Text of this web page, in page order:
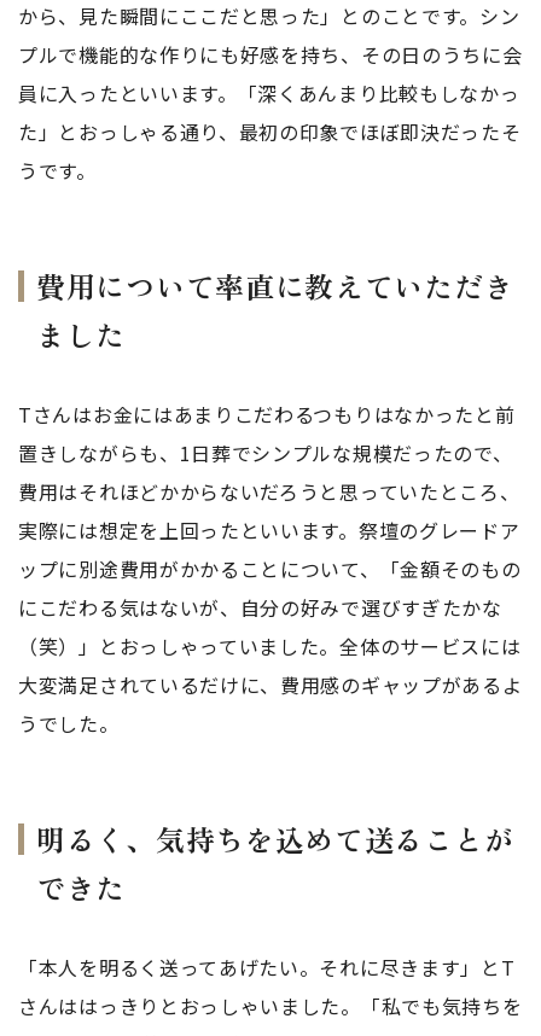
から、見た瞬間にここだと思った」とのことです。シン
プルで機能的な作りにも好感を持ち、その日のうちに会
員に入ったといいます。「深くあんまり比較もしなかっ
た」とおっしゃる通り、最初の印象でほぼ即決だったそ
うです。
費用について率直に教えていただき
ました
Tさんはお金にはあまりこだわるつもりはなかったと前
置きしながらも、1日葬でシンプルな規模だったので、
費用はそれほどかからないだろうと思っていたところ、
実際には想定を上回ったといいます。祭壇のグレードア
ップに別途費用がかかることについて、「金額そのもの
にこだわる気はないが、自分の好みで選びすぎたかな
（笑）」とおっしゃっていました。全体のサービスには
大変満足されているだけに、費用感のギャップがあるよ
うでした。
明るく、気持ちを込めて送ることが
できた
「本人を明るく送ってあげたい。それに尽きます」とT
さんははっきりとおっしゃいました。「私でも気持ちを